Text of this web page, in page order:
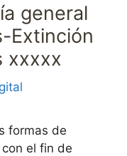
general
Extinción
xxxxx
formas de
el fin de